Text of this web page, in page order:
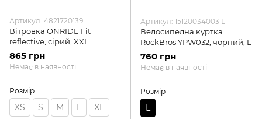
Артикул: 4821720139
Вітровка ONRIDE Fit
reflective, сірий, XXL
865 грн
Немає в наявності
Розмір
XS S M L
XL
Артикул: 15120034003 L
Велосипедна куртка
RockBros YPW032, чорний, L
760 грн
Немає в наявності
Розмір
L